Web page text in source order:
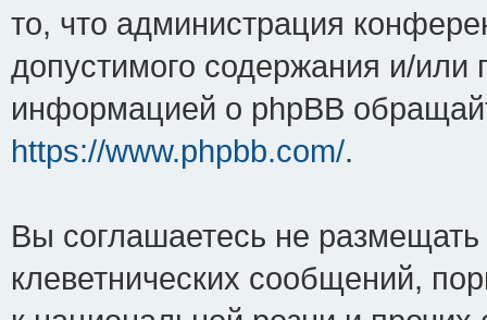
то, что администрация
допустимого содержания и/или
информацией о phpBB
https://www.phpbb.com/.
Вы соглашаетесь не
клеветнических сообщений,